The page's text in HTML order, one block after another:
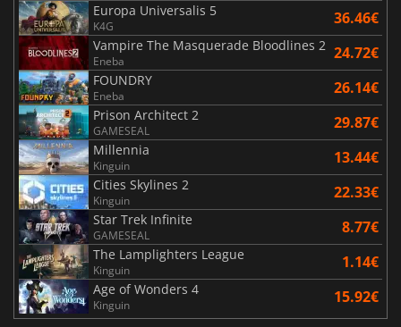
Europa Universalis 5
K4G 36.46€
Vampire The Masquerade Bloodlines 2
Eneba 24.72€
FOUNDRY
Eneba 26.14€
Prison Architect 2
GAMESEAL 29.87€
Millennia
Kinguin 13.44€
Cities Skylines 2
Kinguin 22.33€
Star Trek Infinite
GAMESEAL 8.77€
The Lamplighters League
Kinguin 1.14€
Age of Wonders 4
Kinguin 15.92€